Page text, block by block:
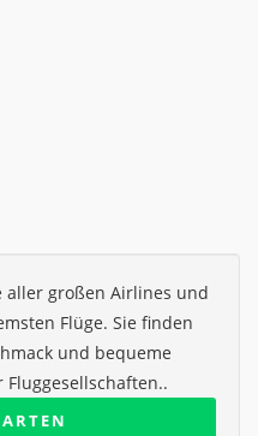
aller großen Airlines und
Flüge. Sie finden
und bequeme